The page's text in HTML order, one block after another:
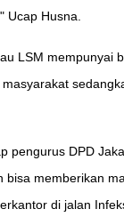
Ucap Husna.
LSM mempunyai
DPD
memberikan
di jalan